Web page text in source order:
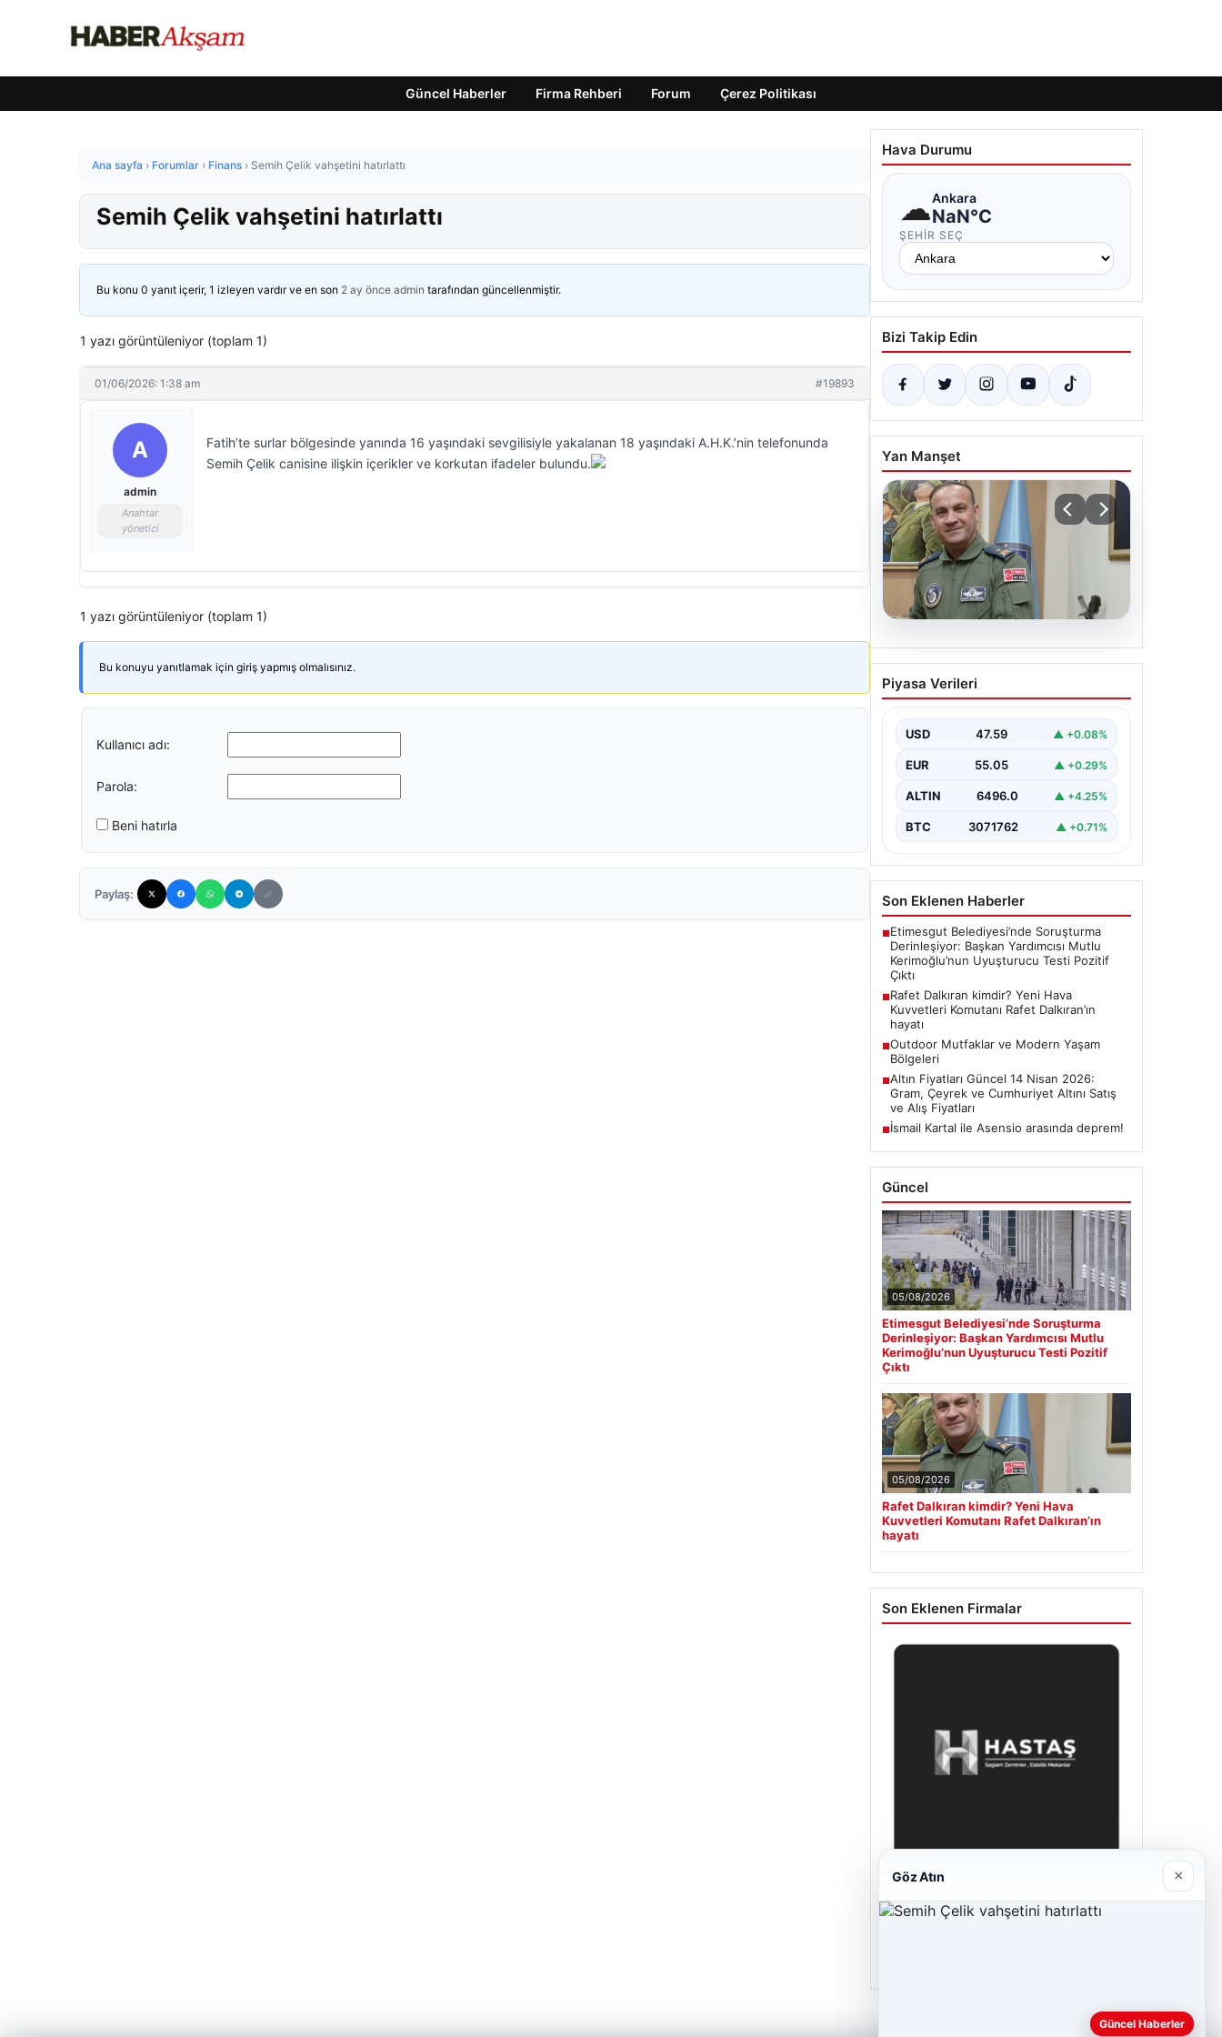
Güncel Haberler Firma Rehberi Forum Çerez Politikası
Ana sayfa › Forumlar › Finans › Semih Çelik vahşetini hatırlattı
Semih Çelik vahşetini hatırlattı
Bu konu 0 yanıt içerir, 1 izleyen vardır ve en son 2 ay önce admin tarafından güncellenmiştir.
1 yazı görüntüleniyor (toplam 1)
01/06/2026: 1:38 am #19893
A
admin
Anahtar
yönetici
Fatih’te surlar bölgesinde yanında 16 yaşındaki sevgilisiyle yakalanan 18 yaşındaki A.H.K.’nin telefonunda
Semih Çelik canisine ilişkin içerikler ve korkutan ifadeler bulundu.
1 yazı görüntüleniyor (toplam 1)
Bu konuyu yanıtlamak için giriş yapmış olmalısınız.
Kullanıcı adı:
Parola:
Beni hatırla
Paylaş:
Hava Durumu
☁Ankara
NaN°C
ŞEHIR SEÇ
Bizi Takip Edin
Yan Manşet
05.08.2026
Rafet Dalkıran kimdir?
Yeni Hava Kuvvetleri
hayatı
Piyasa Verileri
USD 47.59 ▲ +0.08%
EUR 55.05 ▲ +0.29%
ALTIN 6496.0 ▲ +4.25%
BTC 3071762 ▲ +0.71%
Son Eklenen Haberler
■Etimesgut Belediyesi’nde Soruşturma
Derinleşiyor: Başkan Yardımcısı Mutlu
Kerimoğlu’nun Uyuşturucu Testi Pozitif
Çıktı
■Rafet Dalkıran kimdir? Yeni Hava
Kuvvetleri Komutanı Rafet Dalkıran’ın
hayatı
■Outdoor Mutfaklar ve Modern Yaşam
Bölgeleri
■Altın Fiyatları Güncel 14 Nisan 2026:
Gram, Çeyrek ve Cumhuriyet Altını Satış
ve Alış Fiyatları
■İsmail Kartal ile Asensio arasında deprem!
Güncel
05/08/2026
Etimesgut Belediyesi’nde Soruşturma
Derinleşiyor: Başkan Yardımcısı Mutlu
Kerimoğlu’nun Uyuşturucu Testi Pozitif
Çıktı
05/08/2026
Rafet Dalkıran kimdir? Yeni Hava
Kuvvetleri Komutanı Rafet Dalkıran’ın
hayatı
Son Eklenen Firmalar
Hastaş Beton
26/05/2026
Göz Atın ×
Güncel Haberler